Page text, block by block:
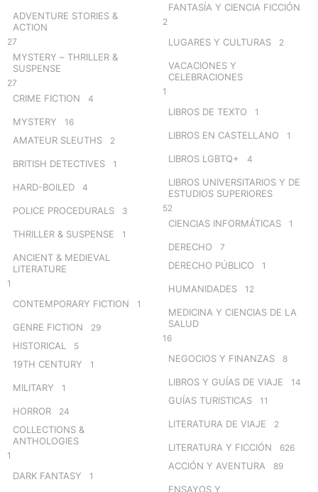
ADVENTURE STORIES &
ACTION
27
MYSTERY – THRILLER &
SUSPENSE
27
CRIME FICTION 4
MYSTERY 16
AMATEUR SLEUTHS 2
BRITISH DETECTIVES 1
HARD-BOILED 4
POLICE PROCEDURALS 3
THRILLER & SUSPENSE 1
ANCIENT & MEDIEVAL
LITERATURE
1
CONTEMPORARY FICTION 1
GENRE FICTION 29
HISTORICAL 5
19TH CENTURY 1
MILITARY 1
HORROR 24
COLLECTIONS &
ANTHOLOGIES
1
DARK FANTASY 1
FANTASÍA Y CIENCIA FICCIÓN
2
LUGARES Y CULTURAS 2
VACACIONES Y
CELEBRACIONES
1
LIBROS DE TEXTO 1
LIBROS EN CASTELLANO 1
LIBROS LGBTQ+ 4
LIBROS UNIVERSITARIOS Y DE
ESTUDIOS SUPERIORES
52
CIENCIAS INFORMÁTICAS 1
DERECHO 7
DERECHO PÚBLICO 1
HUMANIDADES 12
MEDICINA Y CIENCIAS DE LA
SALUD
16
NEGOCIOS Y FINANZAS 8
LIBROS Y GUÍAS DE VIAJE 14
GUÍAS TURISTICAS 11
LITERATURA DE VIAJE 2
LITERATURA Y FICCIÓN 626
ACCIÓN Y AVENTURA 89
ENSAYOS Y